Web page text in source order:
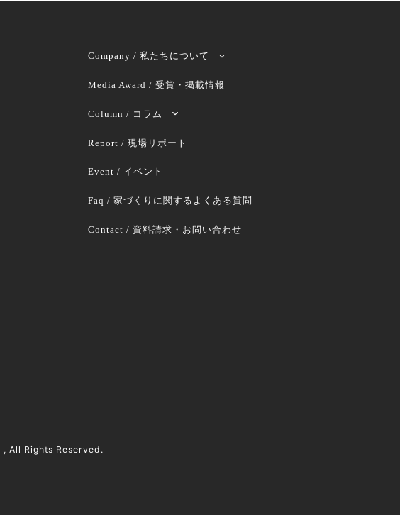
Company / 私たちについて
Media Award / 受賞・掲載情報
Column / コラム
Report / 現場リポート
Event / イベント
Faq / 家づくりに関するよくある質問
Contact / 資料請求・お問い合わせ
, All Rights Reserved.